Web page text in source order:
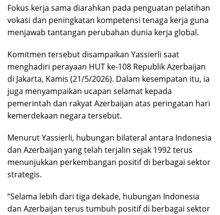
Fokus kerja sama diarahkan pada penguatan pelatihan
vokasi dan peningkatan kompetensi tenaga kerja guna
menjawab tantangan perubahan dunia kerja global.
Komitmen tersebut disampaikan Yassierli saat
menghadiri perayaan HUT ke-108 Republik Azerbaijan
di Jakarta, Kamis (21/5/2026). Dalam kesempatan itu, ia
juga menyampaikan ucapan selamat kepada
pemerintah dan rakyat Azerbaijan atas peringatan hari
kemerdekaan negara tersebut.
Menurut Yassierli, hubungan bilateral antara Indonesia
dan Azerbaijan yang telah terjalin sejak 1992 terus
menunjukkan perkembangan positif di berbagai sektor
strategis.
“Selama lebih dari tiga dekade, hubungan Indonesia
dan Azerbaijan terus tumbuh positif di berbagai sektor